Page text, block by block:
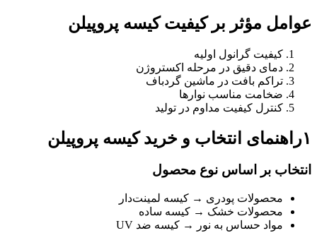
عوامل مؤثر بر کیفیت کیسه پروپیلن
کیفیت گرانول اولیه
دمای دقیق در مرحله اکستروژن
تراکم بافت در ماشین گردباف
ضخامت مناسب نوارها
کنترل کیفیت مداوم در تولید
۱راهنمای انتخاب و خرید کیسه پروپیلن
انتخاب بر اساس نوع محصول
محصولات پودری → کیسه لمینت‌دار
محصولات خشک → کیسه ساده
مواد حساس به نور → کیسه ضد UV